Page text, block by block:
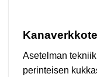
Asetelman
perinteisen